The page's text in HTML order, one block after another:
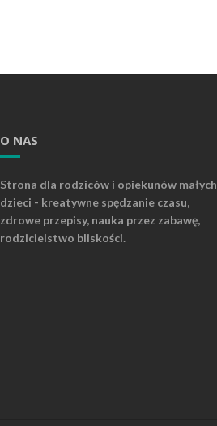
O NAS
Strona dla rodziców i opiekunów małych
dzieci - kreatywne spędzanie czasu,
zdrowe przepisy, nauka przez zabawę,
rodzicielstwo bliskości.